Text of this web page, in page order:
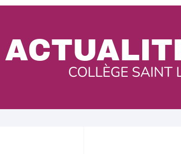
COLLÈGE SAINT